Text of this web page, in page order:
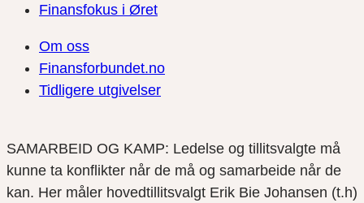
Finansfokus i Øret
Om oss
Finansforbundet.no
Tidligere utgivelser
SAMARBEID OG KAMP: Ledelse og tillitsvalgte må
kunne ta konflikter når de må og samarbeide når de
kan. Her måler hovedtillitsvalgt Erik Bie Johansen (t.h)